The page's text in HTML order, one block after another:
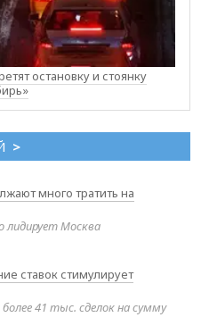
остановку и стоянку
>
много тратить на
Москва
ставок стимулирует
41 тыс. сделок на сумму